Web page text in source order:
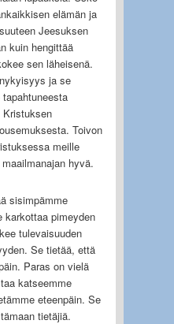
elämän ja
Jeesuksen
kuin hengittää
sen läheisenä.
ja se
Toivon
meille
hyvä.
sisimpämme
karkottaa pimeyden
tulevaisuuden
Se tietää, että
Paras on vielä
katseemme
eteenpäin. Se
tietäjiä.